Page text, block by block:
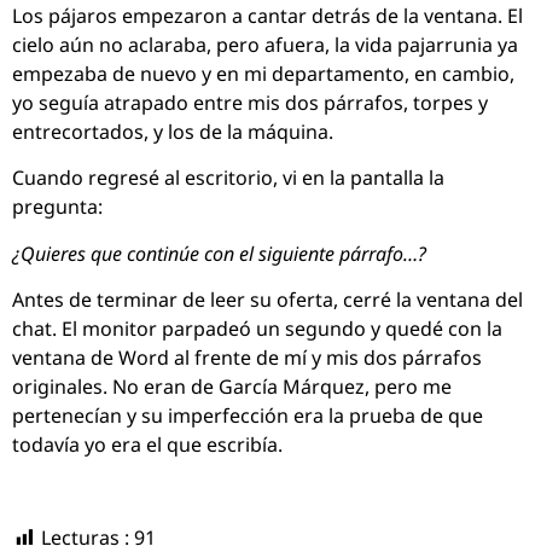
Los pájaros empezaron a cantar detrás de la ventana. El
cielo aún no aclaraba, pero afuera, la vida pajarrunia ya
empezaba de nuevo y en mi departamento, en cambio,
yo seguía atrapado entre mis dos párrafos, torpes y
entrecortados, y los de la máquina.
Cuando regresé al escritorio, vi en la pantalla la
pregunta:
¿Quieres que continúe con el siguiente párrafo…?
Antes de terminar de leer su oferta, cerré la ventana del
chat. El monitor parpadeó un segundo y quedé con la
ventana de Word al frente de mí y mis dos párrafos
originales. No eran de García Márquez, pero me
pertenecían y su imperfección era la prueba de que
todavía yo era el que escribía.
Lecturas : 91